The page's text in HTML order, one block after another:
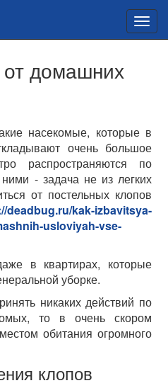
от домашних
насекомые, которые в
очень большое
распространяются по
- задача не из легких
от постельных клопов
deadbug.ru/kak-izbavitsya-
usloviyah-vse-
в квартирах, которые
уборке.
никаких действий по
то в очень скором
обитания огромного
клопов